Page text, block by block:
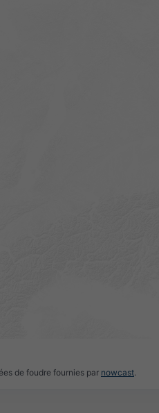
de foudre fournies par nowcast.